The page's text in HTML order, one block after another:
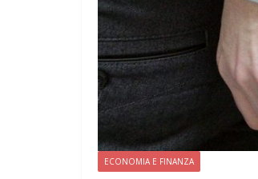
ECONOMIA E FINANZA